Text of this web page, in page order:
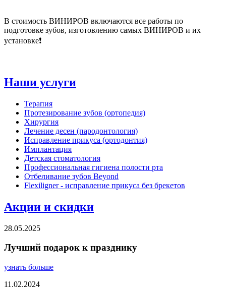
В стоимость ВИНИРОВ включаются все работы по
подготовке зубов, изготовлению самых ВИНИРОВ и их
установке❗
Наши услуги
Терапия
Протезирование зубов (ортопедия)
Хирургия
Лечение десен (пародонтология)
Исправление прикуса (ортодонтия)
Имплантация
Детская стоматология
Профессиональная гигиена полости рта
Отбеливание зубов Beyond
Flexiligner - исправление прикуса без брекетов
Акции и скидки
28.05.2025
Лучший подарок к празднику
узнать больше
11.02.2024